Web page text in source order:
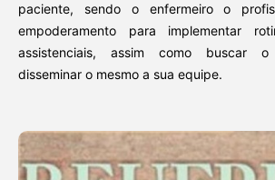
paciente, sendo o enfermeiro o
empoderamento para implementar
assistenciais, assim como buscar
disseminar o mesmo a sua equipe.